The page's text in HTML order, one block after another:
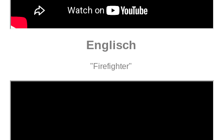
Englisch
"Firefighter"